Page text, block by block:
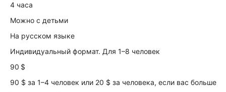
4 часа
Можно с детьми
На русском языке
Индивидуальный формат. Для 1–8 человек
90 $
90 $ за 1–4 человек или 20 $ за человека, если вас больше